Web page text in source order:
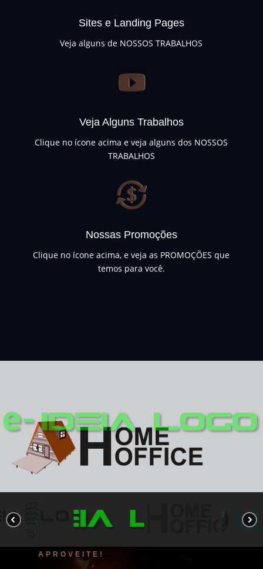
Sites e Landing Pages
Veja alguns de NOSSOS TRABALHOS
Veja Alguns Trabalhos
Clique no ícone acima e veja alguns dos NOSSOS
TRABALHOS
Nossas Promoções
Clique no ícone acima, e veja as PROMOÇÕES que
temos para você.
APROVEITE!